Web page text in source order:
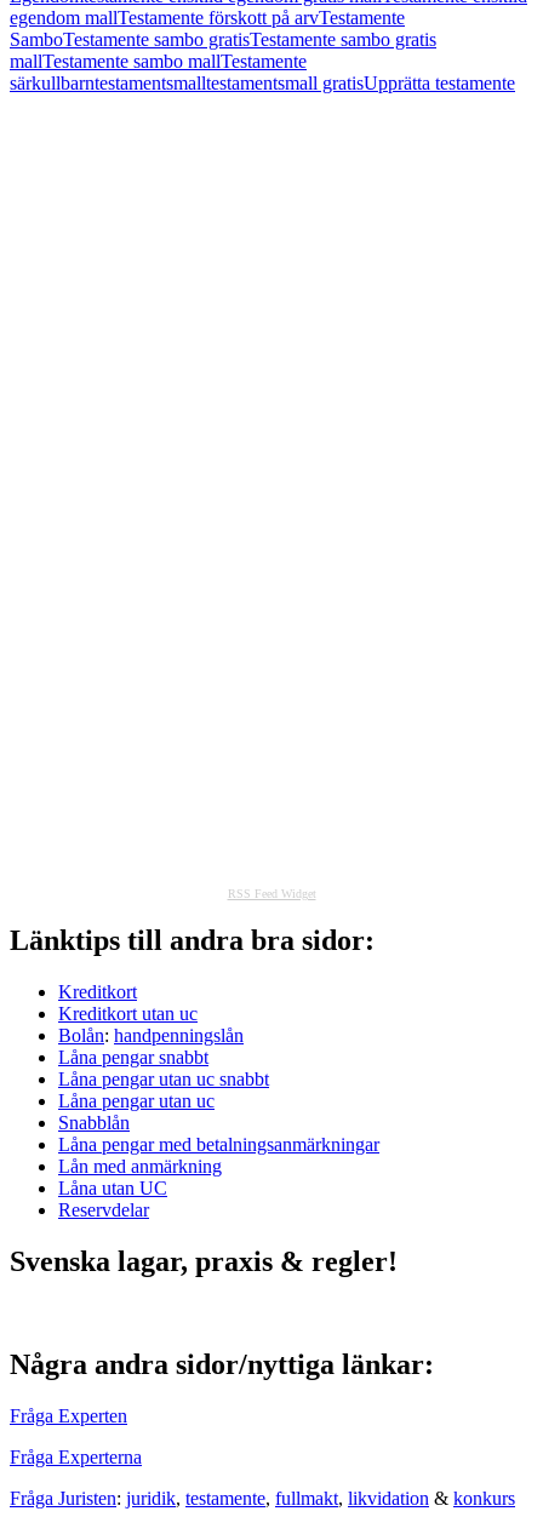
egendom mallTestamente förskott på arvTestamente
SamboTestamente sambo gratisTestamente sambo gratis
mallTestamente sambo mallTestamente
särkullbarntestamentsmalltestamentsmall gratisUpprätta testamente
RSS Feed Widget
Länktips till andra bra sidor:
Kreditkort
Kreditkort utan uc
Bolån: handpenningslån
Låna pengar snabbt
Låna pengar utan uc snabbt
Låna pengar utan uc
Snabblån
Låna pengar med betalningsanmärkningar
Lån med anmärkning
Låna utan UC
Reservdelar
Svenska lagar, praxis & regler!
Några andra sidor/nyttiga länkar:
Fråga Experten
Fråga Experterna
Fråga Juristen: juridik, testamente, fullmakt, likvidation & konkurs